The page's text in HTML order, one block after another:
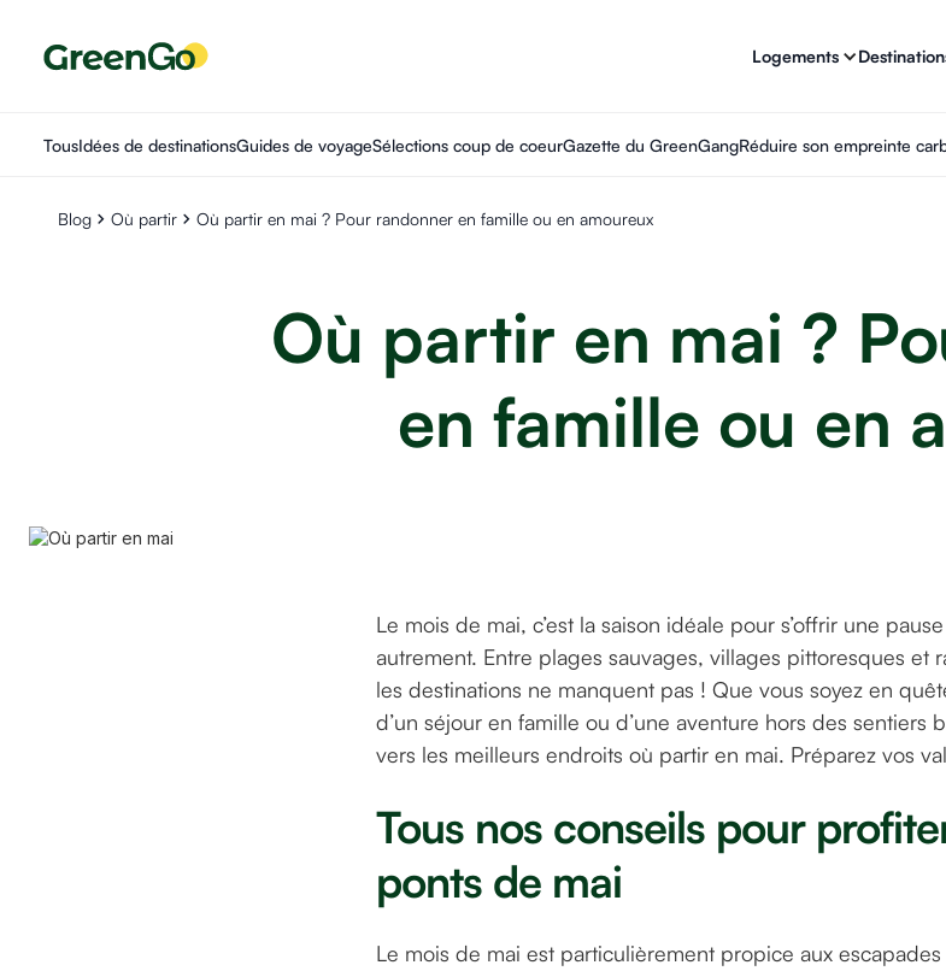
Logements
TousIdées de destinationsGuides de voyageSélections coup de coeurGazette du GreenGangRéduire son empreinte
Blog Où partir Où partir en mai ? Pour randonner en famille ou en amoureux
Où partir en mai ?
en famille ou en
Le mois de mai, c’est la saison idéale pour s’offrir une
autrement. Entre plages sauvages, villages pittoresques et
les destinations ne manquent pas ! Que vous soyez en
d’un séjour en famille ou d’une aventure hors des sentiers
vers les meilleurs endroits où partir en mai. Préparez vos
Tous nos conseils pour
ponts de mai
Le mois de mai est particulièrement propice aux